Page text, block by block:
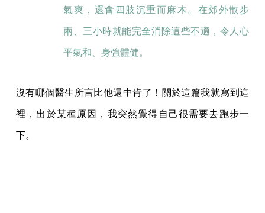
氣爽，還會四肢沉重而麻木。在郊外散步
兩、三小時就能完全消除這些不適，令人心
平氣和、身強體健。
沒有哪個醫生所言比他還中肯了！關於這篇我就寫到這
裡，出於某種原因，我突然覺得自己很需要去跑步一
下。